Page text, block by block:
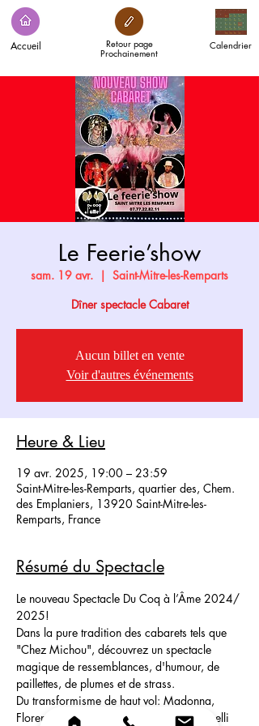
Accueil Calendrier
Retour page
Prochainement
Le Feerie’show
sam. 19 avr.
  |
Saint-Mitre-les-Remparts
Dîner spectacle Cabaret
Aucun billet en vente
Voir d'autres événements
Heure & Lieu
19 avr. 2025, 19:00 – 23:59
Saint-Mitre-les-Remparts, quartier des, Chem.
des Emplaniers, 13920 Saint-Mitre-les-
Remparts, France
Résumé du Spectacle
Le nouveau Spectacle Du Coq à l’Âme 2024/
2025!
Dans la pure tradition des cabarets tels que
"Chez Michou", découvrez un spectacle
magique de ressemblances, d'humour, de
paillettes, de plumes et de strass.
Du transformisme de haut vol: Madonna,
Florent Pagny, Ariana Grande, liza Minnelli